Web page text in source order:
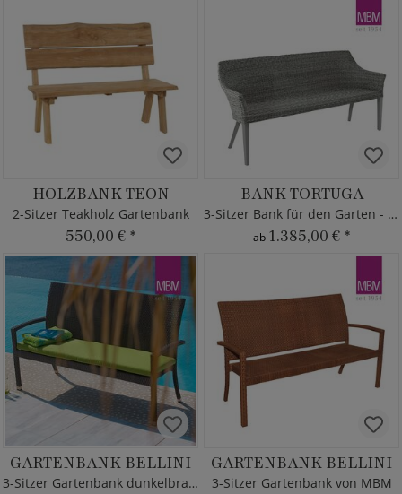
HOLZBANK TEON
2-Sitzer Teakholz Gartenbank
550,00 € *
BANK TORTUGA
3-Sitzer Bank für den Garten - MBM
ab 1.385,00 € *
GARTENBANK BELLINI
3-Sitzer Gartenbank dunkelbraun
GARTENBANK BELLINI
3-Sitzer Gartenbank von MBM